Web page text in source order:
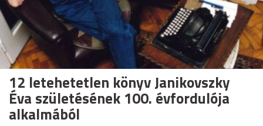
12 letehetetlen könyv Janikovszky
Éva születésének 100. évfordulója
alkalmából